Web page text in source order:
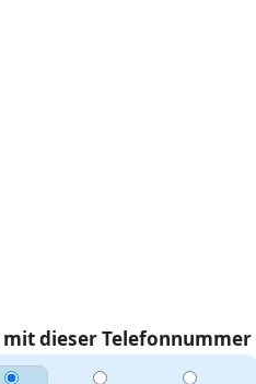
dieser Telefonnummer